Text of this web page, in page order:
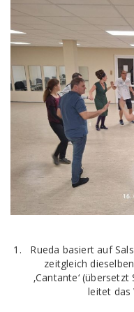
Rueda basiert auf
zeitgleich
‚Cantante‘
leitet das